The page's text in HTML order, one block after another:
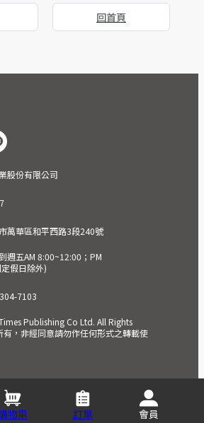
回首頁
股份有限公司
萬華區和平西路3段240號
週五AM 8:00~12:00；PM
假日除外)
7103
Publishing Co Ltd. All Rights
有，非經同意請勿作任何形式之轉載使
物車 訂單 會員